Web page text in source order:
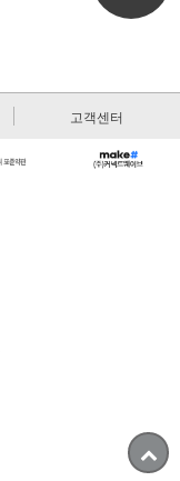
고객센터